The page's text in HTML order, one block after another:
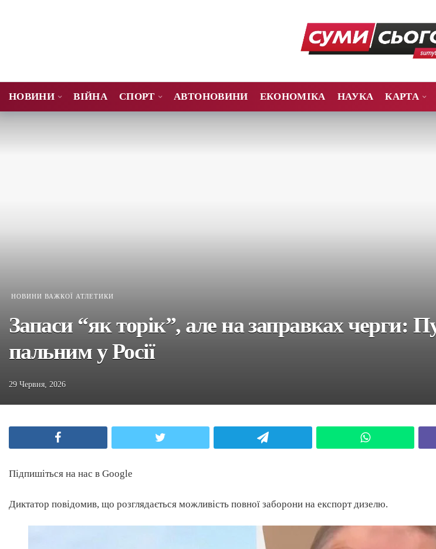
НОВИНИ ВІЙНА СПОРТ АВТОНОВИНИ ЕКОНОМІКА НАУКА КАРТА
НОВИНИ ВАЖКОЇ АТЛЕТИКИ
Запаси “як торік”, але на заправках черги:
пальним у Росії
29 Червня, 2026
Підпишіться на нас в Google
Диктатор повідомив, що розглядається можливість повної заборони на експорт дизелю.